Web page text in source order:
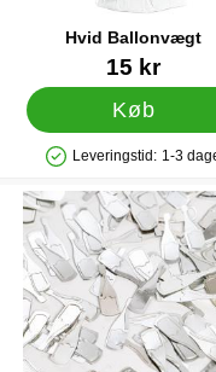
Hvid Ballonvægt
Varenr 2820915 kr
Køb
Produkttilgængelighed: På
Leveringstid: 1-3
Markér konfetti